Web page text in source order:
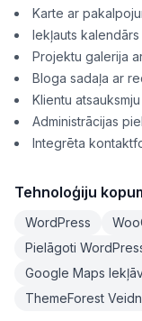
Karte ar
Iekļauts kalendārs
Projektu galerija
Bloga sadaļa ar
Klientu
Administrācijas
Integrēta
Tehnoloģiju
WordPress
Pielāgoti
Google Maps
ThemeForest